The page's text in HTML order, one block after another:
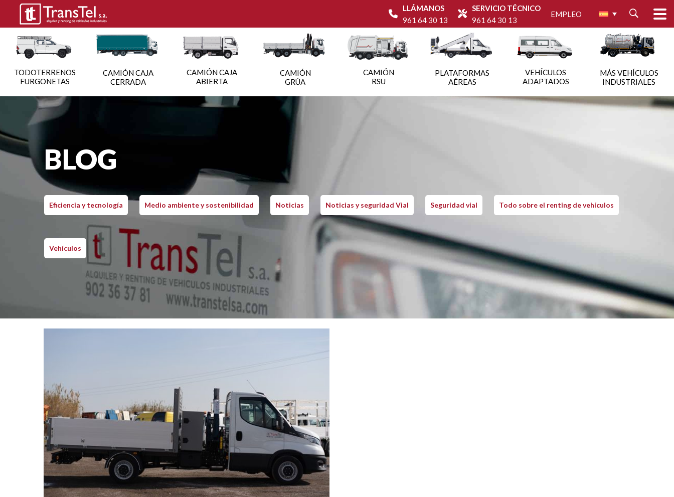
LLÁMANOS
961 64 30 13
SERVICIO TÉCNICO
961 64 30 13
EMPLEO
TODOTERRENOS
FURGONETAS
CAMIÓN CAJA
CERRADA
CAMIÓN CAJA
ABIERTA
CAMIÓN
GRÚA
CAMIÓN
RSU
PLATAFORMAS
AÉREAS
VEHÍCULOS
ADAPTADOS
MÁS VEHÍCULOS
INDUSTRIALES
BLOG
Eficiencia y tecnología Medio ambiente y sostenibilidad Noticias Noticias y seguridad Vial Seguridad vial Todo sobre el renting de vehículos
Vehículos